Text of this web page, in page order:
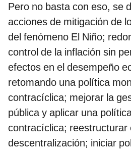
Pero no basta con eso, se
acciones de mitigación de
del fenómeno El Niño;
control de la inflación sin
efectos en el desempeño
retomando una política
contracíclica; mejorar la
pública y aplicar una
contracíclica; reestructurar
descentralización; iniciar